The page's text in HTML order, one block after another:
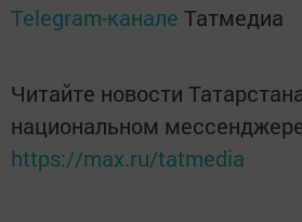
Telegram-канале Татмедиа
Читайте новости
национальном
https://max.ru/tatmedia